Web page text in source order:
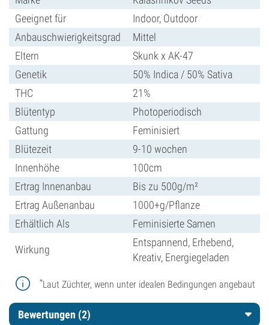
Geeignet für
Indoor, Outdoor
Anbauschwierigkeitsgrad
Mittel
Eltern
Skunk х AK-47
Genetik
50% Indica / 50% Sativa
THC
21%
Blütentyp
Photoperiodisch
Gattung
Feminisiert
Blütezeit
9-10 wochen
Innenhöhe
100cm
Ertrag Innenanbau
Bis zu 500g/m²
Ertrag Außenanbau
1000+g/Pflanze
Erhältlich Als
Feminisierte Samen
Wirkung
Entspannend, Erhebend,
Kreativ, Energiegeladen
*Laut Züchter, wenn unter idealen Bedingungen angebaut
Bewertungen (2)